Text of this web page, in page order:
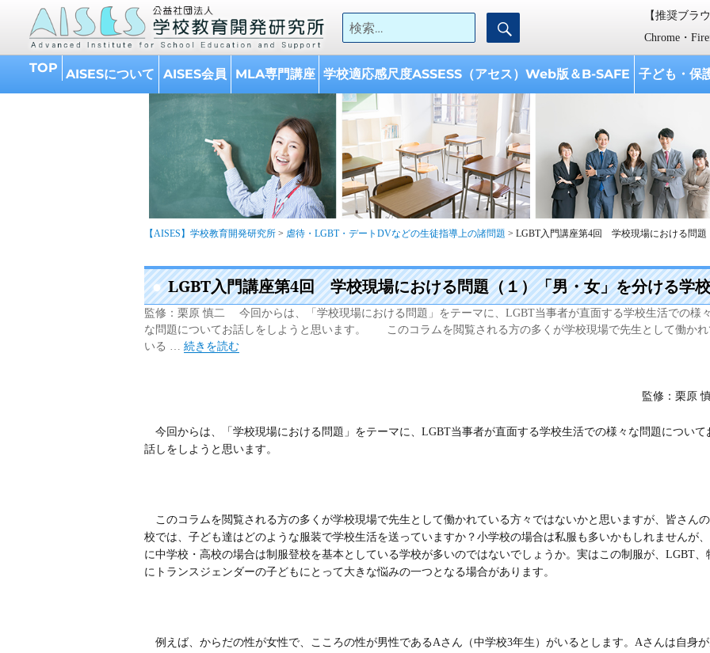
【AISES】学校教育開発研究所
AISES『学校教育開発研究所』は、 「子どもと学校への支援、 教育に携わる
的として設立されました。
検索:
検
【推奨ブラ
Chrome・
TOP AISESについて AISES会員 MLA専門講座 学校適応感尺度ASSESS（アセス）Web版＆B-SAFE 子ども・保
【AISES】学校教育開発研究所> 虐待・LGBT・デートDVなどの生徒指導上の諸問題 > LGBT入門講座第4回 学校現場における問題
LGBT入門講座第4回 学校現場における問題（１）「男・女」を分ける学校
監修：栗原 慎二 今回からは、「学校現場における問題」をテーマに、LGBT当事者が直面する学校生活での様
な問題についてお話しをしようと思います。 このコラムを閲覧される方の多くが学校現場で先生として働かれ
いる … “LGBT入門講座第4回 学校現場における問題（１）「男・女」を分ける学校” の
続きを読む
監修：栗原
今回からは、「学校現場における問題」をテーマに、LGBT当事者が直面する学校生活での様々な問題について
話しをしようと思います。
このコラムを閲覧される方の多くが学校現場で先生として働かれている方々ではないかと思いますが、皆さん
校では、子ども達はどのような服装で学校生活を送っていますか？小学校の場合は私服も多いかもしれませんが
に中学校・高校の場合は制服登校を基本としている学校が多いのではないでしょうか。実はこの制服が、LGBT、
にトランスジェンダーの子どもにとって大きな悩みの一つとなる場合があります。
例えば、からだの性が女性で、こころの性が男性であるAさん（中学校3年生）がいるとします。Aさんは自身